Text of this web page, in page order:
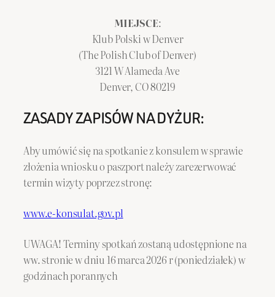
MIEJSCE:
Klub Polski w Denver
(The Polish Club of Denver)
3121 W Alameda Ave
Denver, CO 80219
ZASADY ZAPISÓW NA DYŻUR:
Aby umówić się na spotkanie z konsulem w sprawie
złożenia wniosku o paszport należy zarezerwować
termin wizyty poprzez stronę:
www.e-konsulat.gov.pl
UWAGA! Terminy spotkań zostaną udostępnione na
ww. stronie w dniu 16 marca 2026 r (poniedziałek) w
godzinach porannych